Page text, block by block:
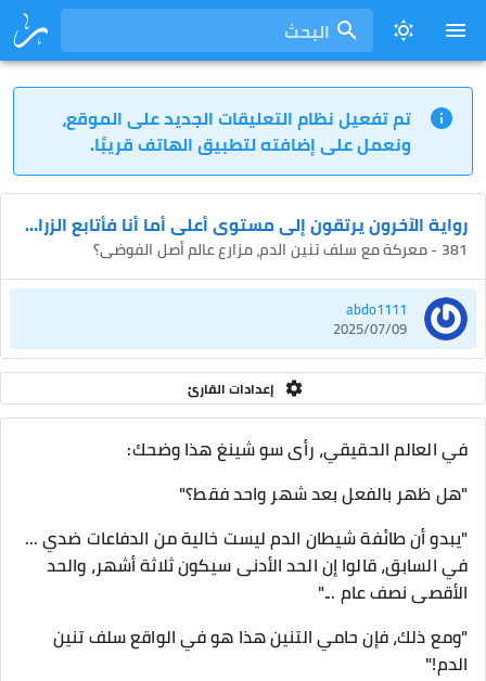
البحث
تم تفعيل نظام التعليقات الجديد على الموقع،
ونعمل على إضافته لتطبيق الهاتف قريبًا.
رواية الآخرون يرتقون إلى مستوى أعلى أما أنا فأتابع الزراعة
381 - معركة مع سلف تنين الدم، مزارع عالم أصل الفوضى؟
abdo1111
2025/07/09
إعدادات القارئ
في العالم الحقيقي، رأى سو شينغ هذا وضحك:
"هل ظهر بالفعل بعد شهر واحد فقط؟"
"يبدو أن طائفة شيطان الدم ليست خالية من الدفاعات ضدي ...
في السابق، قالوا إن الحد الأدنى سيكون ثلاثة أشهر، والحد
الأقصى نصف عام ..."
"ومع ذلك، فإن حامي التنين هذا هو في الواقع سلف تنين
الدم!"